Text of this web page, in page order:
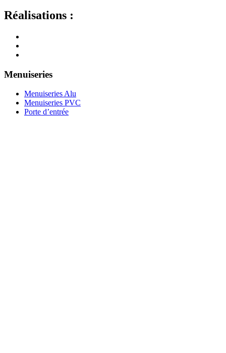
Réalisations :
Menuiseries
Menuiseries Alu
Menuiseries PVC
Porte d’entrée